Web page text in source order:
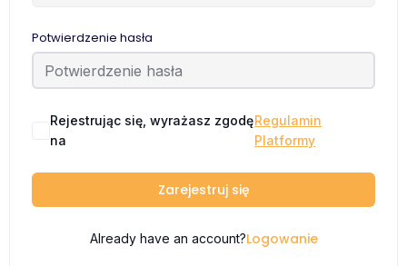
Potwierdzenie hasła
Rejestrując się, wyrażasz zgodę
na
Regulamin
Platformy
Zarejestruj się
Already have an account?Logowanie